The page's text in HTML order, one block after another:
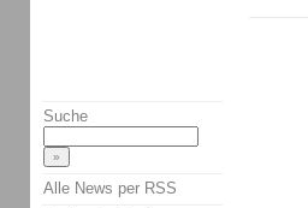
Suche
Alle News per RSS